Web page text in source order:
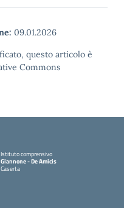
09.01.2026
questo articolo è
Commons
Istituto comprensivo
Giannone - De Amicis
Caserta